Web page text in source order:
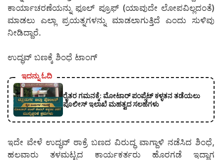
ಕಾರ್ಯಾಚರಣೆಯನ್ನು ಫೂಲ್‌ ಪ್ರೂಫ್ (ಯಾವುದೇ ಲೋಪವಿಲ್ಲದಂತೆ)
ಮಾಡಲು ಎಲ್ಲಾ ಪ್ರಯತ್ನಗಳನ್ನು ಮಾಡಲಾಗುತ್ತಿದೆ ಎಂದು ಸುಳಿವು
ನೀಡಿದ್ದಾರೆ.
ಉದ್ಧವ್ ಬಣಕ್ಕೆ ಶಿಂಧೆ ಟಾಂಗ್
ಇದನ್ನು ಓದಿ
ರೈತರ ಗಮನಕ್ಕೆ: ಮೋಟಾರ್ ಪಂಪ್ಸೆಟ್ ಕಳ್ಳತನ ತಡೆಯಲು
ಪೊಲೀಸ್ ಇಲಾಖೆ ಮಹತ್ವದ ಸಲಹೆಗಳು
ಇದೇ ವೇಳೆ ಉದ್ಧವ್ ಠಾಕ್ರೆ ಬಣದ ವಿರುದ್ಧ ವಾಗ್ದಾಳಿ ನಡೆಸಿದ ಶಿಂಧೆ,
ಹಲವಾರು ತಳಮಟ್ಟದ ಕಾರ್ಯಕರ್ತರು ಹೊರಗಡೆ ಇದ್ದಾಗ